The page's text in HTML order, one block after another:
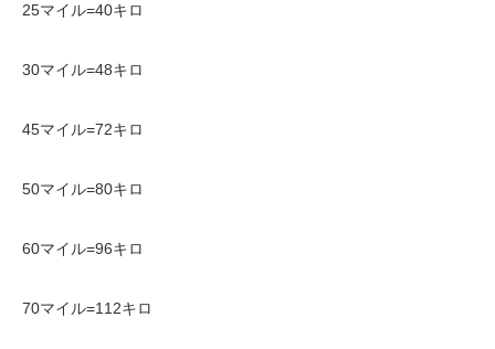
25マイル=40キロ
30マイル=48キロ
45マイル=72キロ
50マイル=80キロ
60マイル=96キロ
70マイル=112キロ